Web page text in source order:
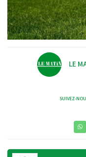
LE
SUIVEZ-